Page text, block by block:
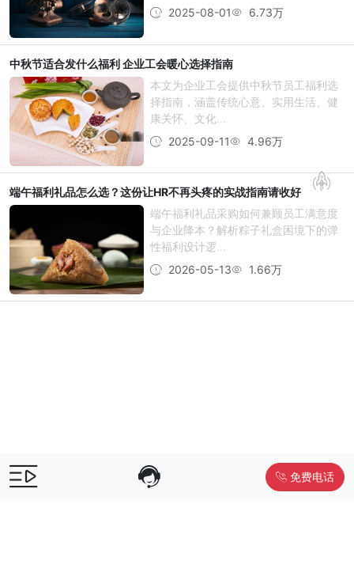
2025-08-01
6.73万
中秋节适合发什么福利 企业工会暖心选择指南
本文为企业工会提供中秋节员工福利选
择指南，涵盖传统心意、实用生活、健
康关怀、文化...
2025-09-11
4.96万
端午福利礼品怎么选？这份让HR不再头疼的实战指南请收好
端午福利礼品采购如何兼顾员工满意度
与企业降本？解析粽子礼盒困境下的弹
性福利设计逻...
2026-05-13
1.66万
免费电话